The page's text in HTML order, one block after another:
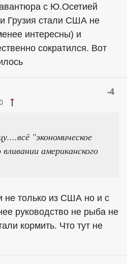
с Ю.Осетией
Грузия стали США не
интересны) и
сократился. Вот
-4
"экономическое
американского
не только из США но и с
руководство не рыба не
кормить. Что тут не